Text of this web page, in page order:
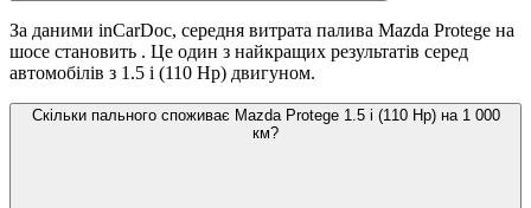
За даними inCarDoc, середня витрата палива Mazda Protege на
шосе становить . Це один з найкращих результатів серед
автомобілів з 1.5 i (110 Hp) двигуном.
Скільки пального споживає Mazda Protege 1.5 i (110 Hp) на 1 000
км?